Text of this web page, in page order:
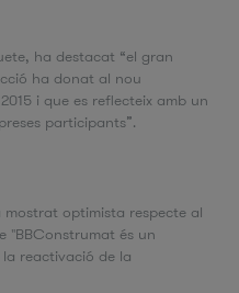
ha destacat “el gran
ha donat al nou
i que es reflecteix amb un
participants”.
mostrat optimista respecte al
"BBConstrumat és un
reactivació de la